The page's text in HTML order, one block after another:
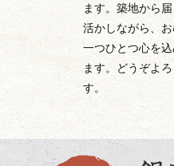
ます。築地から
活かしながら、
一つひとつ心を
ます。どうぞよ
す。